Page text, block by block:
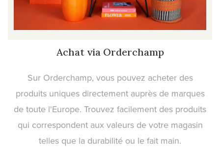
Achat via Orderchamp
Sur Orderchamp, vous pouvez acheter des
produits uniques directement auprès de marques
de toute l'Europe. Trouvez facilement des produits
qui correspondent aux valeurs de votre magasin
telles que la durabilité ou le fait main.